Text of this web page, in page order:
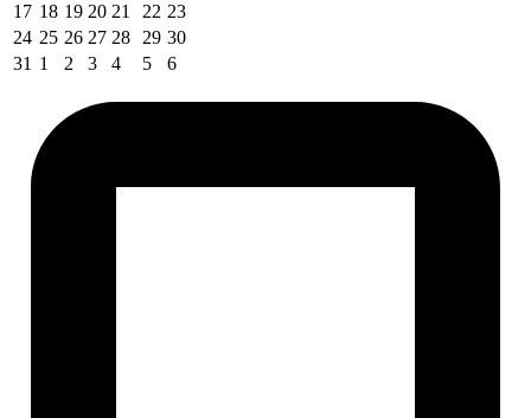
17 18 19 20 21 22 23
24 25 26 27 28 29 30
31 1 2 3 4 5 6